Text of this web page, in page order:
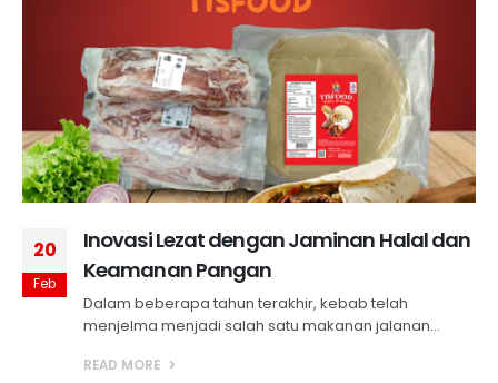
20
Feb
Inovasi Lezat dengan Jaminan Halal dan
Keamanan Pangan
Dalam beberapa tahun terakhir, kebab telah
menjelma menjadi salah satu makanan jalanan...
READ MORE